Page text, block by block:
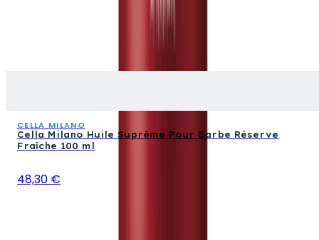
CELLA MILANO
Cella Milano Huile Suprême Pour Barbe Réserve
Fraîche 100 ml
48,30 €